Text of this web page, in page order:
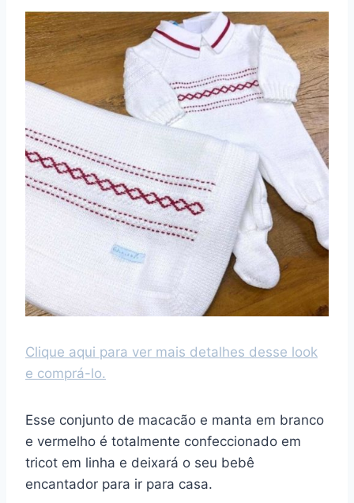
Clique aqui para ver mais detalhes desse look
e comprá-lo.
Esse conjunto de macacão e manta em branco
e vermelho é totalmente confeccionado em
tricot em linha e deixará o seu bebê
encantador para ir para casa.